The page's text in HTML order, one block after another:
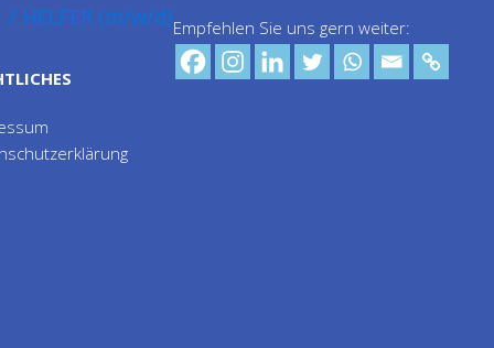
/ HELFER (m/w/d)Empfehlen Sie uns gern weiter: